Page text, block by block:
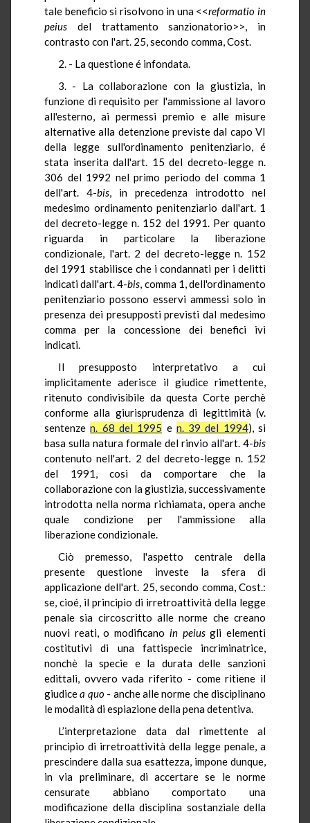
tale beneficio si risolvono in una <<reformatio in
peius del trattamento sanzionatorio>>, in
contrasto con l'art. 25, secondo comma, Cost.
2. - La questione é infondata.
3. - La collaborazione con la giustizia, in
funzione di requisito per l'ammissione al lavoro
all'esterno, ai permessi premio e alle misure
alternative alla detenzione previste dal capo VI
della legge sull'ordinamento penitenziario, é
stata inserita dall'art. 15 del decreto-legge n.
306 del 1992 nel primo periodo del comma 1
dell'art. 4-bis, in precedenza introdotto nel
medesimo ordinamento penitenziario dall'art. 1
del decreto-legge n. 152 del 1991. Per quanto
riguarda in particolare la liberazione
condizionale, l'art. 2 del decreto-legge n. 152
del 1991 stabilisce che i condannati per i delitti
indicati dall'art. 4-bis, comma 1, dell'ordinamento
penitenziario possono esservi ammessi solo in
presenza dei presupposti previsti dal medesimo
comma per la concessione dei benefici ivi
indicati.
Il presupposto interpretativo a cui
implicitamente aderisce il giudice rimettente,
ritenuto condivisibile da questa Corte perchè
conforme alla giurisprudenza di legittimità (v.
sentenzen. 68 del 1995 e n. 39 del 1994), si
basa sulla natura formale del rinvio all'art. 4-bis
contenuto nell'art. 2 del decreto-legge n. 152
del 1991, così da comportare che la
collaborazione con la giustizia, successivamente
introdotta nella norma richiamata, opera anche
quale condizione per l'ammissione alla
liberazione condizionale.
Ciò premesso, l'aspetto centrale della
presente questione investe la sfera di
applicazione dell'art. 25, secondo comma, Cost.:
se, cioé, il principio di irretroattività della legge
penale sia circoscritto alle norme che creano
nuovi reati, o modificano in peiusgli elementi
costitutivi di una fattispecie incriminatrice,
nonchè la specie e la durata delle sanzioni
edittali, ovvero vada riferito - come ritiene il
giudicea quo- anche alle norme che disciplinano
le modalità di espiazione della pena detentiva.
L’interpretazione data dal rimettente al
principio di irretroattività della legge penale, a
prescindere dalla sua esattezza, impone dunque,
in via preliminare, di accertare se le norme
censurate abbiano comportato una
modificazione della disciplina sostanziale della